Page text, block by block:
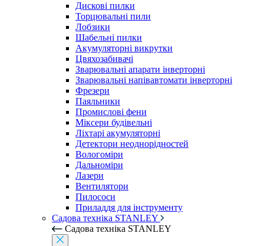
Дискові пилки
Торцювальні пили
Лобзики
Шабельні пилки
Акумуляторні викрутки
Цвяхозабивачі
Зварювальні апарати інверторні
Зварювальні напівавтомати інверторні
Фрезери
Паяльники
Промислові фени
Міксери будівельні
Ліхтарі акумуляторні
Детектори неоднорідностей
Вологоміри
Дальноміри
Лазери
Вентилятори
Пилососи
Приладдя для інструменту
Садова техніка STANLEY
Садова техніка STANLEY